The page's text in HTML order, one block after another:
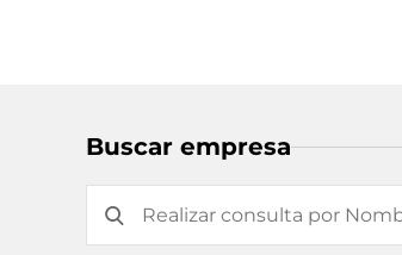
Buscar empresa